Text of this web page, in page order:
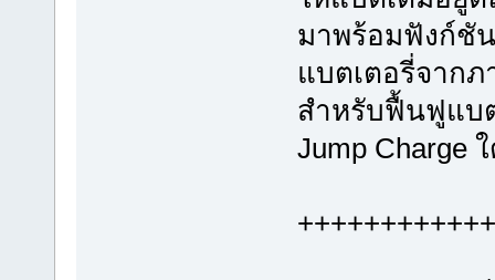
มาพร้อมฟังก์ชั
แบตเตอรี่จากภ
สำหรับฟื้นฟูแบ
Jump Charge